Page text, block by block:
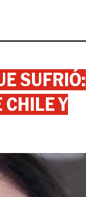
SUFRIÓ:
Y